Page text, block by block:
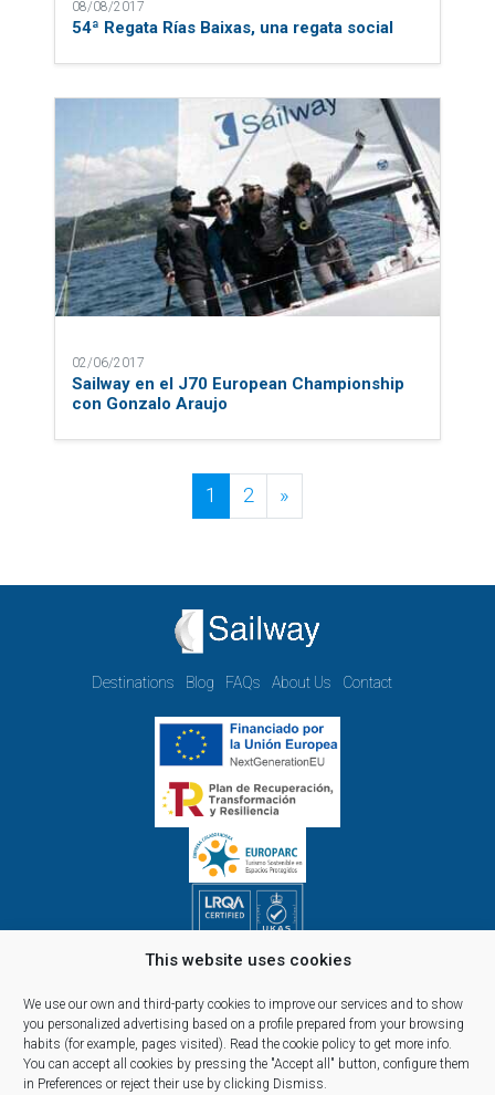
This website uses cookies
We use our own and third-party cookies to improve our services and to show
you personalized advertising based on a profile prepared from your browsing
habits (for example, pages visited). Read the cookie policy to get more info.
You can accept all cookies by pressing the "Accept all" button, configure them
in Preferences or reject their use by clicking Dismiss.
08/08/2017
54ª Regata Rías Baixas, una regata social
02/06/2017
Sailway en el J70 European Championship
con Gonzalo Araujo
Posts navigation
1 2 »
Destinations Blog FAQs About Us Contact
09.00h - 14.00h and 15.00h - 18.00h
Reservations, telephone and commercial customer service:
10:00 a 14:00 y de 16:00 a 20:00
(April 1st - September 30th)